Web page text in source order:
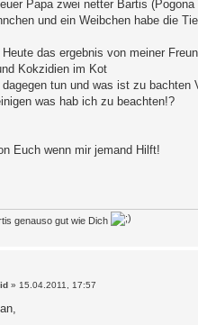
Papa zwei netter Bartis
und ein Weibchen habe die
Heute das ergebnis von meiner
Kokzidien im Kot
tun und was ist zu bachten
was hab ich zu beachten!?
Euch wenn mir jemand Hilft!
genauso gut wie Dich
»15.04.2011, 17:57